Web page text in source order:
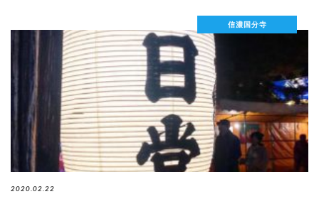
信濃国分寺
2020.02.22